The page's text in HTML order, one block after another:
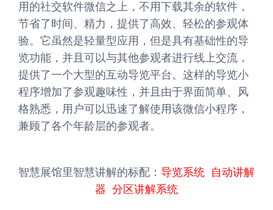
用的社交软件微信之上，不用下载其余的软件，
节省了时间、精力，提供了高效、轻松的参观体
验。它虽然是轻量型应用，但是具有基础性的导
览功能，并且可以与其他参观者进行线上交流，
提供了一个大型的互动导览平台。这样的导览小
程序增加了参观趣味性，并且由于界面简单、风
格熟悉，用户可以迅速了解使用该微信小程序，
兼顾了各个年龄层的参观者。
智慧展馆里智慧讲解的标配： 导览系统 自动讲解
器 分区讲解系统